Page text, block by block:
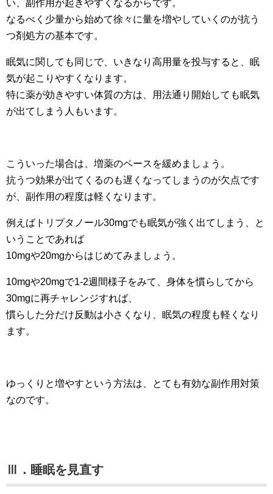
い、副作用が起きやすくなるからです。
なるべく少量から始めて徐々に量を増やしていくのが抗う
つ剤処方の基本です。
眠気に関しても同じで、いきなり高用量を投与すると、眠
気が起こりやすくなります。
特に薬が効きやすい体質の方は、用法通り開始しても眠気
が出てしまう人もいます。
こういった場合は、増薬のペースを緩めましょう。
抗うつ効果が出てくるのも遅くなってしまうのが欠点です
が、副作用の程度は軽くなります。
例えばトリプタノール30mgでも眠気が強く出てしまう、と
いうことであれば
10mgや20mgからはじめてみましょう。
10mgや20mgで1-2週間様子をみて、身体を慣らしてから
30mgに再チャレンジすれば、
慣らした分だけ反動は小さくなり、眠気の程度も軽くなり
ます。
ゆっくりと増やすという方法は、とても有効な副作用対策
なのです。
Ⅲ．睡眠を見直す